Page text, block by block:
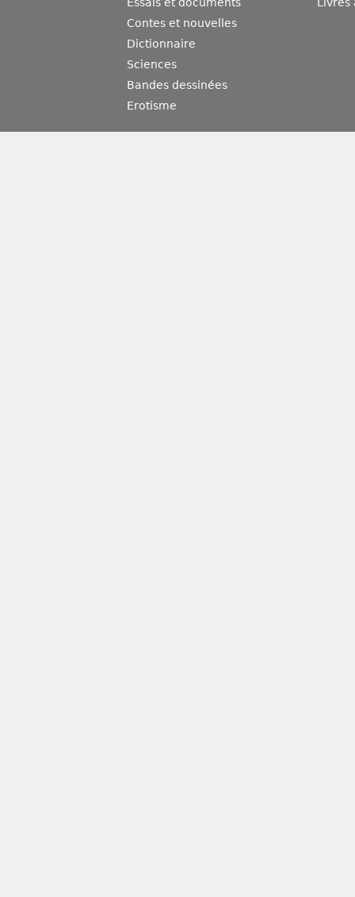
Essais et documents
Contes et nouvelles
Dictionnaire
Sciences
Bandes dessinées
Erotisme
Livres